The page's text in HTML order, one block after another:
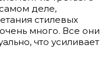
деле,
стилевых
много. Все они
что усиливает